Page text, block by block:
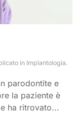
in Implantologia.
parodontite e
la paziente è
ha ritrovato...